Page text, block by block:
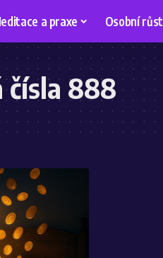
a praxe Osobní růst
čísla 888